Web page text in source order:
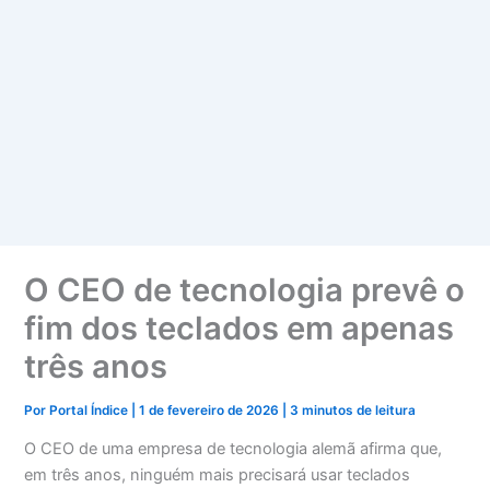
O CEO de tecnologia prevê o
fim dos teclados em apenas
três anos
PorPortal Índice |1 de fevereiro de 2026 |3 minutos de leitura
O CEO de uma empresa de tecnologia alemã afirma que,
em três anos, ninguém mais precisará usar teclados